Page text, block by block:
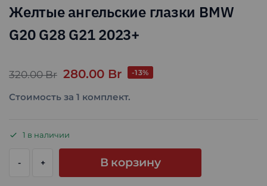
Желтые ангельские глазки BMW
G20 G28 G21 2023+
320.00Br 280.00 Br -13%
Стоимость за 1 комплект.
1 в наличии
В корзину